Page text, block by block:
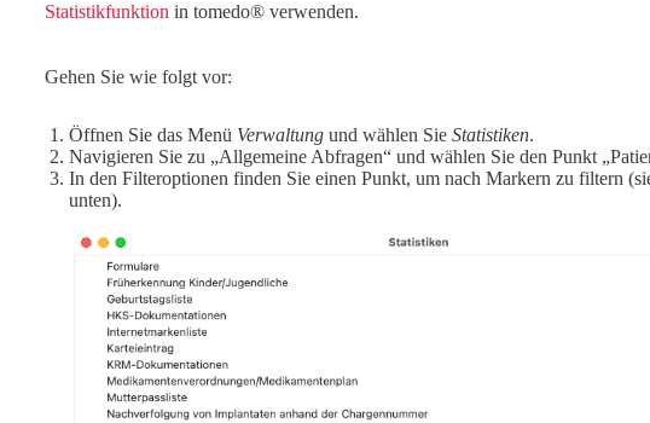
Statistikfunktion in tomedo® verwenden.
Gehen Sie wie folgt vor:
Öffnen Sie das Menü Verwaltungund wählen Sie Statistiken.
Navigieren Sie zu „Allgemeine Abfragen“ und wählen Sie den Punkt
In den Filteroptionen finden Sie einen Punkt, um nach Markern zu filtern
unten).